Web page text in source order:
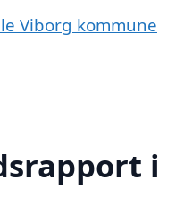
Viborg kommune
i